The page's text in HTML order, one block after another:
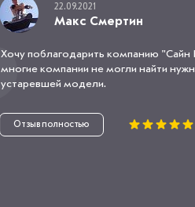
22.09.2021
Макс Смертин
Хочу поблагодарить компанию "Сайн
многие компании не могли найти
устаревшей модели.
Отзыв полностью